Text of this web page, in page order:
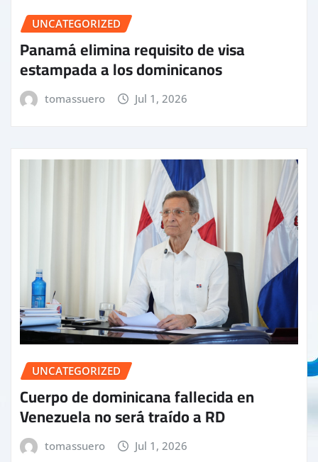
UNCATEGORIZED
Panamá elimina requisito de visa
estampada a los dominicanos
tomassuero Jul 1, 2026
UNCATEGORIZED
Cuerpo de dominicana fallecida en
Venezuela no será traído a RD
tomassuero Jul 1, 2026